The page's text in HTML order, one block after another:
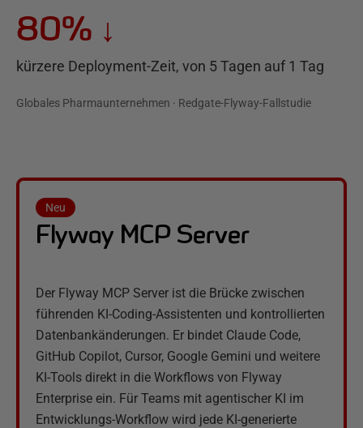
80% ↓
kürzere Deployment-Zeit, von 5 Tagen auf 1 Tag
Globales Pharmaunternehmen · Redgate-Flyway-Fallstudie
Neu
Flyway MCP Server
Der Flyway MCP Server ist die Brücke zwischen
führenden KI-Coding-Assistenten und kontrollierten
Datenbankänderungen. Er bindet Claude Code,
GitHub Copilot, Cursor, Google Gemini und weitere
KI-Tools direkt in die Workflows von Flyway
Enterprise ein. Für Teams mit agentischer KI im
Entwicklungs-Workflow wird jede KI-generierte